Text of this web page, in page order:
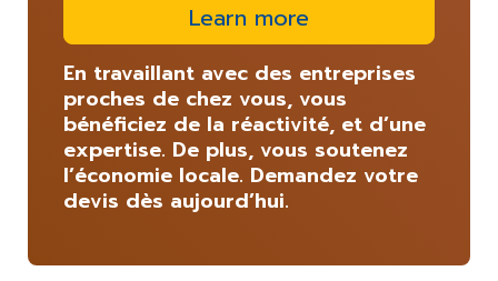
Learn more
En travaillant avec des entreprises
proches de chez vous, vous
bénéficiez de la réactivité, et d’une
expertise. De plus, vous soutenez
l’économie locale. Demandez votre
devis dès aujourd’hui.